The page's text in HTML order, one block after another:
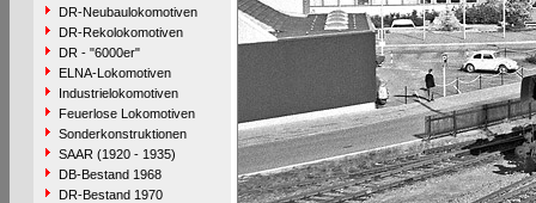
DR-Neubaulokomotiven
DR-Rekolokomotiven
DR - "6000er"
ELNA-Lokomotiven
Industrielokomotiven
Feuerlose Lokomotiven
Sonderkonstruktionen
SAAR (1920 - 1935)
DB-Bestand 1968
DR-Bestand 1970